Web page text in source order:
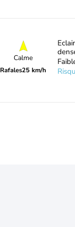
Calme
Rafales25 km/h